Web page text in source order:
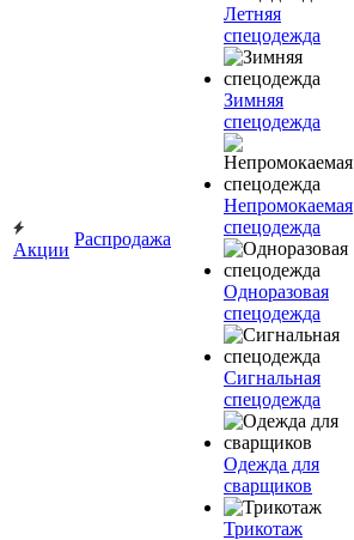
Акции
Распродажа
Летняя
спецодежда
Зимняя
спецодежда
Непромокаемая
спецодежда
Одноразовая
спецодежда
Сигнальная
спецодежда
Одежда для
сварщиков
Трикотаж